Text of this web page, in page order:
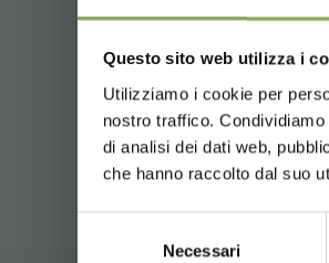
Questo sito web utilizza i
Utilizziamo i cookie per
nostro traffico.
di analisi dei dati web,
che hanno raccolto dal suo
Necessari
FAQ